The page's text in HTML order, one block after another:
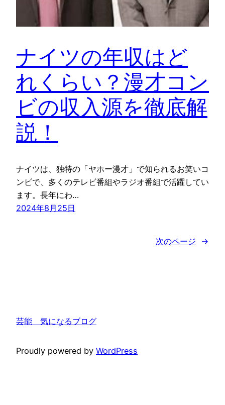
ナイツの年収はど
れくらい？漫才コン
ビの収入源を徹底解
説！
ナイツは、独特の「ヤホー漫才」で知られるお笑いコ
ンビで、多くのテレビ番組やラジオ番組で活躍してい
ます。長年にわ…
2024年8月25日
次のページ →
芸能 気になるブログ
Proudly powered by WordPress